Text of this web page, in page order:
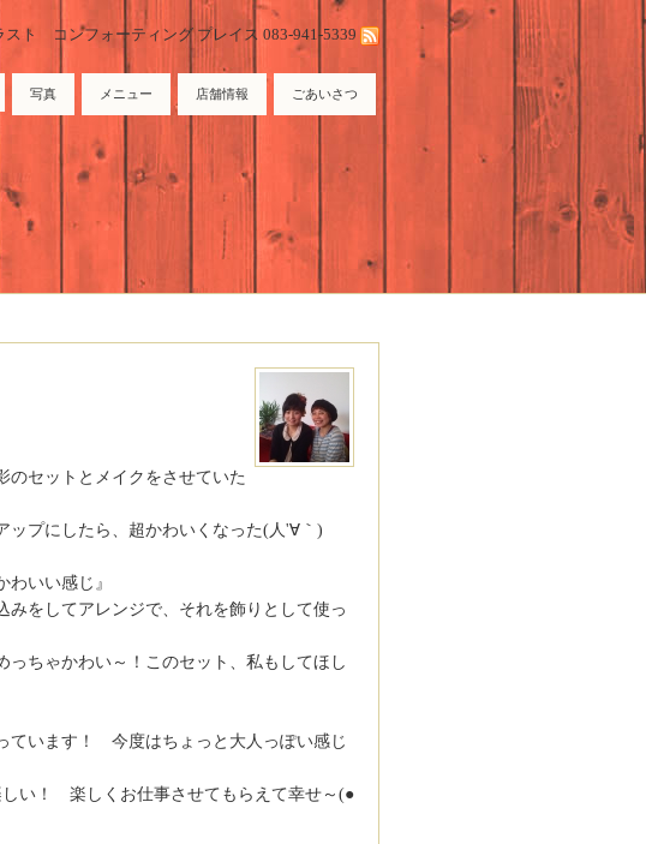
スト コンフォーティング プレイス 083-941-5339
写真 メニュー 店舗情報 ごあいさつ
のセットとメイクをさせていた
ップにしたら、超かわいくなった(人'∀｀)
いい感じ』
をしてアレンジで、それを飾りとして使っ
ゃかわい～！このセット、私もしてほし
ています！ 今度はちょっと大人っぽい感じ
い！ 楽しくお仕事させてもらえて幸せ～(●